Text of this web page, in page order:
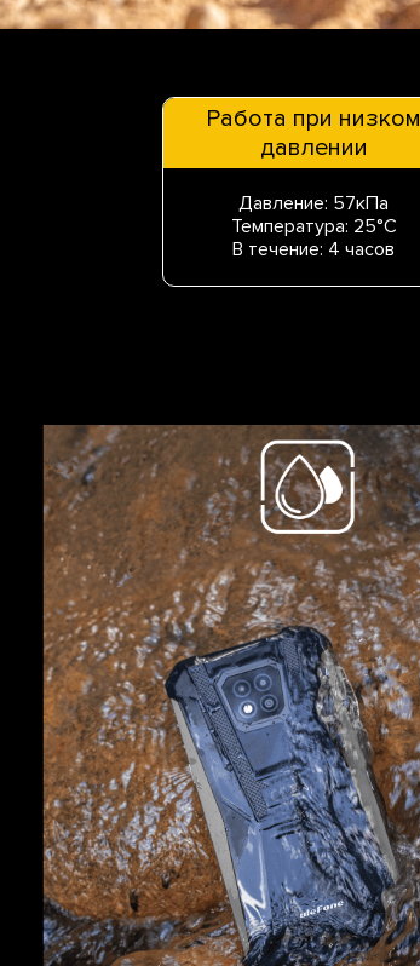
Работа при низком
давлении
Давление: 57кПа
Температура: 25°C
В течение: 4 часов